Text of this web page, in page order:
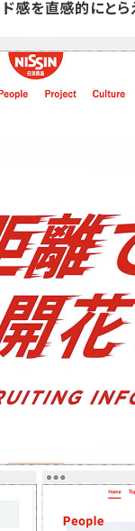
感を直感的にとら